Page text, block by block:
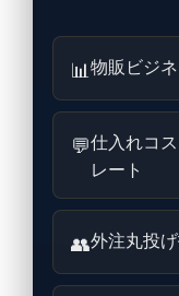
📊物販ビジ
💬仕入れコ
レート
👥外注丸投